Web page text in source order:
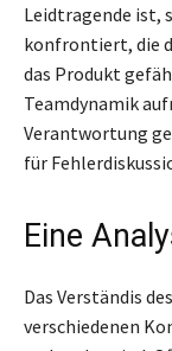
Leidtragende ist,
konfrontiert, die
das Produkt
Teamdynamik
Verantwortung
für
Eine
Das Verständis
verschiedenen